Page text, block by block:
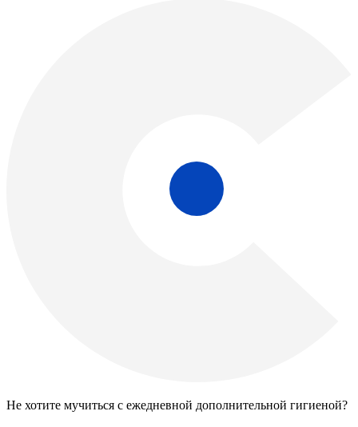
Не хотите мучиться с ежедневной дополнительной гигиеной?